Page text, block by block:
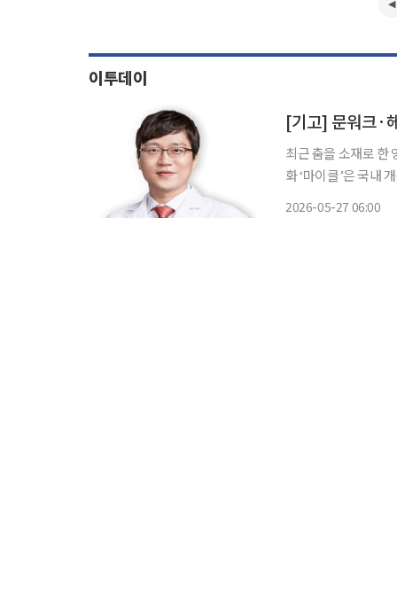
이투데이
[기고] 문워크·
최근 춤을 소재로 한
화 ‘마이클’은 국내
2026-05-27 06:00